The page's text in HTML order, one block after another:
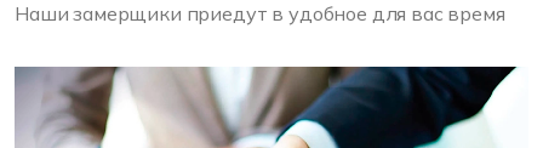
Наши замерщики приедут в удобное для вас время